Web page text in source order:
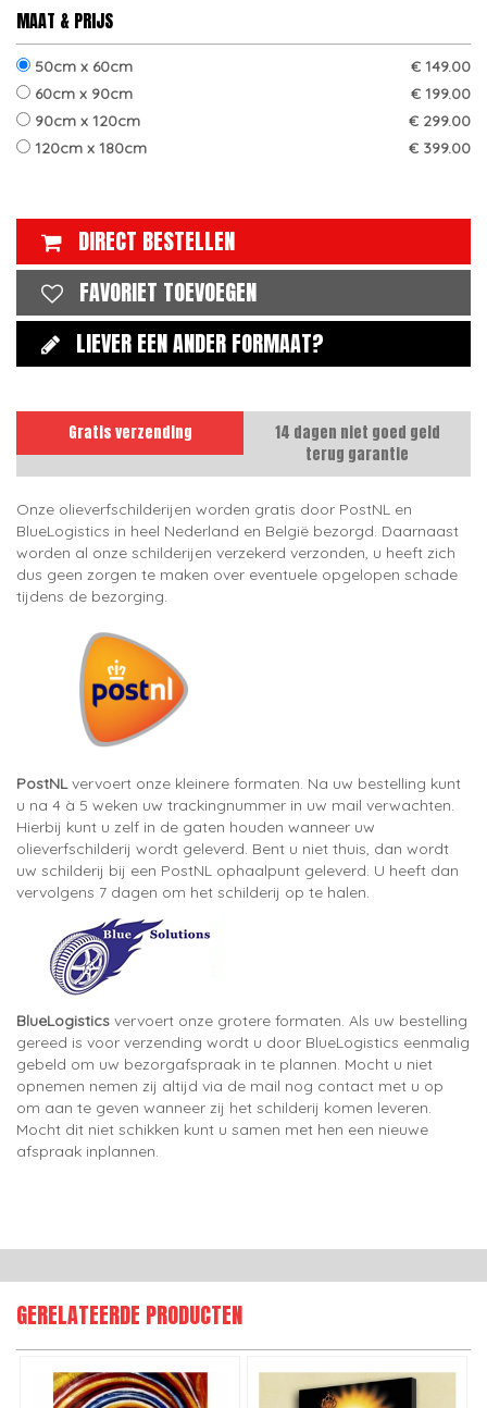
MAAT & PRIJS
50cm x 60cm
€ 149.00
60cm x 90cm
€ 199.00
90cm x 120cm
€ 299.00
120cm x 180cm
€ 399.00
DIRECT BESTELLEN
FAVORIET TOEVOEGEN
LIEVER EEN ANDER FORMAAT?
Gratis verzending
14 dagen niet goed geld
terug garantie
Onze olieverfschilderijen worden gratis door PostNL en
BlueLogistics in heel Nederland en België bezorgd. Daarnaast
worden al onze schilderijen verzekerd verzonden, u heeft zich
dus geen zorgen te maken over eventuele opgelopen schade
tijdens de bezorging.
PostNLvervoert onze kleinere formaten. Na uw bestelling kunt
u na 4 à 5 weken uw trackingnummer in uw mail verwachten.
Hierbij kunt u zelf in de gaten houden wanneer uw
olieverfschilderij wordt geleverd. Bent u niet thuis, dan wordt
uw schilderij bij een PostNL ophaalpunt geleverd. U heeft dan
vervolgens 7 dagen om het schilderij op te halen.
BlueLogistics vervoert onze grotere formaten. Als uw bestelling
gereed is voor verzending wordt u door BlueLogistics eenmalig
gebeld om uw bezorgafspraak in te plannen. Mocht u niet
opnemen nemen zij altijd via de mail nog contact met u op
om aan te geven wanneer zij het schilderij komen leveren.
Mocht dit niet schikken kunt u samen met hen een nieuwe
afspraak inplannen.
GERELATEERDE PRODUCTEN